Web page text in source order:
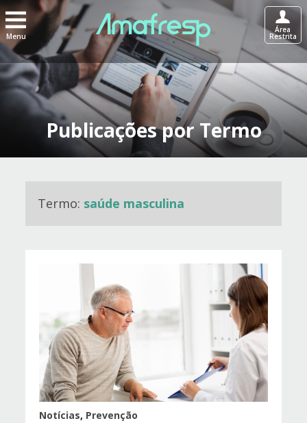
Menu
Área
Restrita
Publicações por Termo
Termo: saúde masculina
Notícias, Prevenção